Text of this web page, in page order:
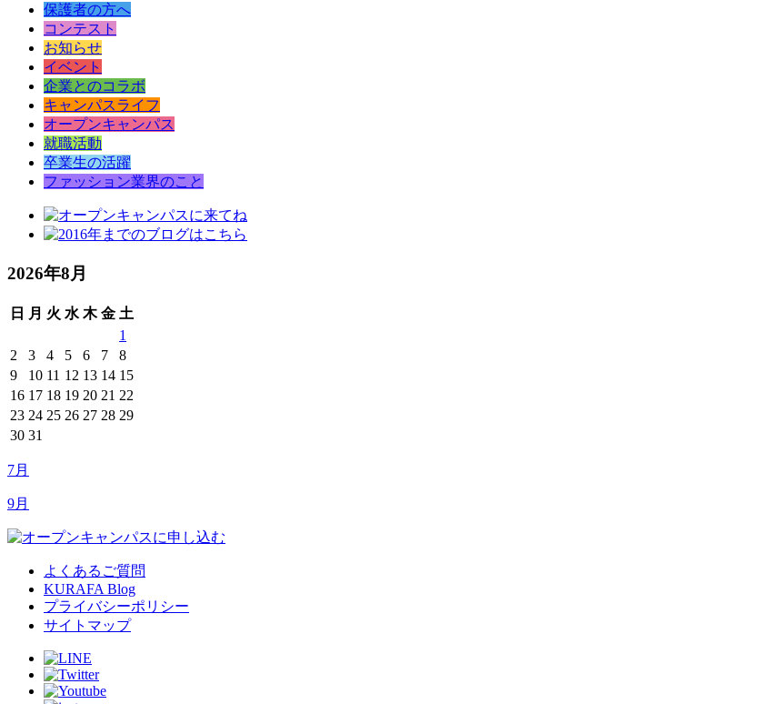
保護者の方へ
コンテスト
お知らせ
イベント
企業とのコラボ
キャンパスライフ
オープンキャンパス
就職活動
卒業生の活躍
ファッション業界のこと
2026年8月
日 月 火 水 木 金 土
1
2
3 4 5 6 7
8
9
10 11 12 13 14 15
16 17 18 19 20 21 22
23 24 25 26 27 28 29
30 31
7月
9月
よくあるご質問
KURAFA Blog
プライバシーポリシー
サイトマップ